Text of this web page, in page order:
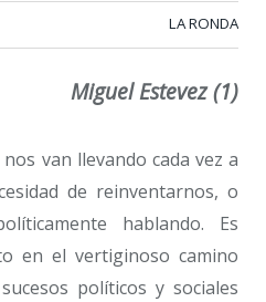
LA RONDA
Miguel Estevez (1)
van llevando cada vez a
de reinventarnos, o
hablando. Es
en el vertiginoso camino
políticos y sociales